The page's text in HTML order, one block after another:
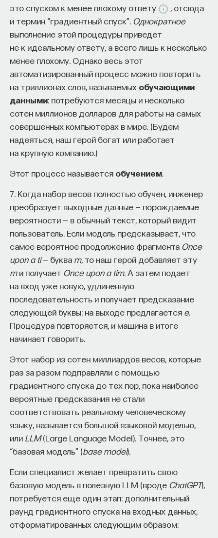
это спуском к менее плохому ответу
, отсюда
и термин “градиентный спуск”. Однократное
выполнение этой процедуры приведет
не к идеальному ответу, а всего лишь к несколько
менее плохому. Однако весь этот
автоматизированный процесс можно повторить
на триллионах слов, называемых обучающими
данными: потребуются месяцы и несколько
сотен миллионов долларов для работы на самых
совершенных компьютерах в мире. (Будем
надеяться, наш герой богат или работает
на крупную компанию.)
Этот процесс называется обучением
7. Когда набор весов полностью обучен, инженер
преобразует выходные данные — порождаемые
вероятности — в обычный текст, который видит
пользователь. Если модель предсказывает, что
самое вероятное продолжение фрагмента Once
upon a ti— буква m, то наш герой добавляет эту
mи получает Once upon a tim. А затем подает
на вход уже новую, удлиненную
последовательность и получает предсказание
следующей буквы: на выходе предлагается e.
Процедура повторяется, и машина в итоге
начинает говорить.
Этот набор из сотен миллиардов весов, которые
раз за разом подправляли с помощью
градиентного спуска до тех пор, пока наиболее
вероятные предсказания не стали
соответствовать реальному человеческому
языку, называется большой языковой моделью,
или LLM(Large Language Model). Точнее, это
“базовая модель” (base model).
Если специалист желает превратить свою
базовую модель в полезную LLM (вроде ChatGPT),
потребуется еще один этап: дополнительный
раунд градиентного спуска на входных данных,
отформатированных следующим образом: